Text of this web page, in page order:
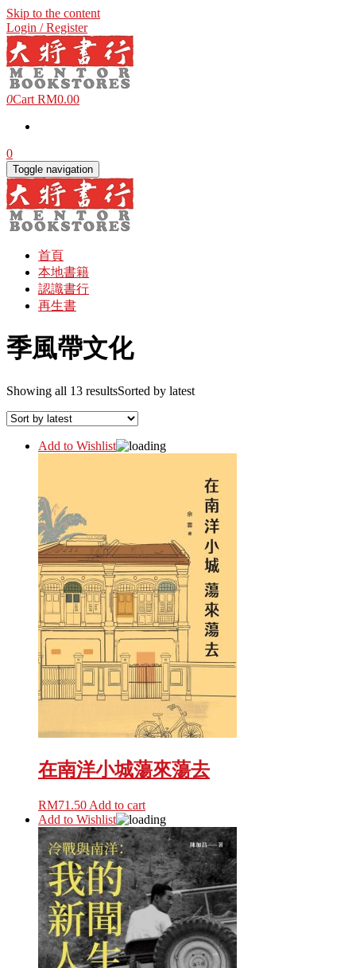
Skip to the content
Login / Register
0Cart RM0.00
0
Toggle navigation
首頁
本地書籍
認識書行
再生書
季風帶文化
Showing all 13 resultsSorted by latest
Add to Wishlist
在南洋小城蕩來蕩去
RM71.50 Add to cart
Add to Wishlist